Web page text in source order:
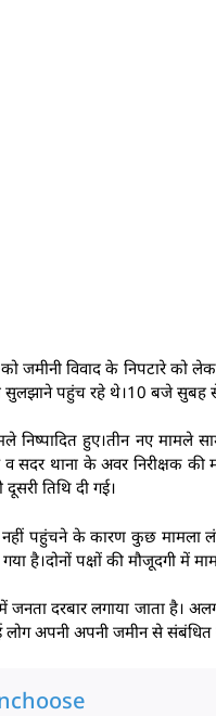
जमीनी विवाद के निपटारे को
सुलझाने पहुंच रहे थे।10 बजे सुबह
निष्पादित हुए।तीन नए मामले
सदर थाना के अवर निरीक्षक
तिथि दी गई।
पहुंचने के कारण कुछ मामला
है।दोनों पक्षों की मौजूदगी में
जनता दरबार लगाया जाता है।
लोग अपनी अपनी जमीन से